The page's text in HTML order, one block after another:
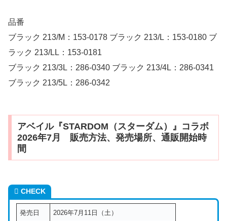
品番
ブラック 213/M：153-0178 ブラック 213/L：153-0180 ブ
ラック 213/LL：153-0181
ブラック 213/3L：286-0340 ブラック 213/4L：286-0341
ブラック 213/5L：286-0342
アベイル『STARDOM（スターダム）』コラボ
2026年7月 販売方法、発売場所、通販開始時
間
CHECK
発売日 2026年7月11日（土）